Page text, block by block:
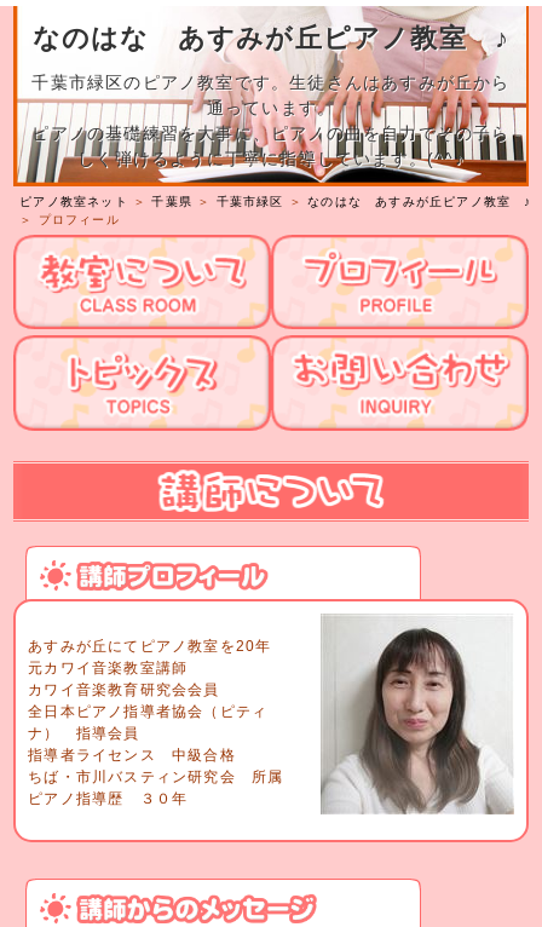
なのはな あすみが丘ピアノ教室 ♪
千葉市緑区のピアノ教室です。生徒さんはあすみが丘から
通っています。
ピアノの基礎練習を大事に、ピアノの曲を自力でその子ら
しく弾けるように丁寧に指導しています。(^^♪
ピアノ教室ネット ＞千葉県 ＞ 千葉市緑区 ＞なのはな あすみが丘ピアノ教室 ♪
＞ プロフィール
あすみが丘にてピアノ教室を20年
元カワイ音楽教室講師
カワイ音楽教育研究会会員
全日本ピアノ指導者協会（ピティ
ナ） 指導会員
指導者ライセンス 中級合格
ちば・市川バスティン研究会 所属
ピアノ指導歴 ３０年